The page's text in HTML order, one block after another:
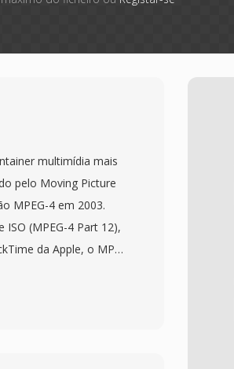
multimídia mais
pelo Moving Picture
MPEG-4 em 2003.
(MPEG-4 Part 12),
da Apple, o MP4
que pode